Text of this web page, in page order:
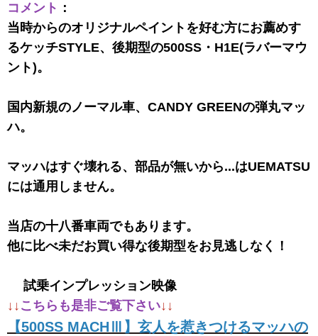
コメント ：
当時からのオリジナルペイントを好む方にお薦めす
るケッチSTYLE、後期型の500SS・H1E(ラバーマウ
ント)。
国内新規のノーマル車、CANDY GREENの弾丸マッ
ハ。
マッハはすぐ壊れる、部品が無いから...はUEMATSU
には通用しません。
当店の十八番車両でもあります。
他に比べ未だお買い得な後期型をお見逃しなく！
試乗インプレッション映像
↓↓ こちらも是非ご覧下さい↓↓
【500SS MACHⅢ】玄人を惹きつけるマッハの